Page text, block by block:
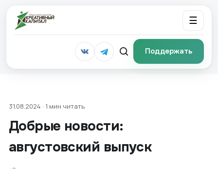
☰
Поддержать
31.08.2024 · 1 мин читать
Добрые новости:
августовский выпуск